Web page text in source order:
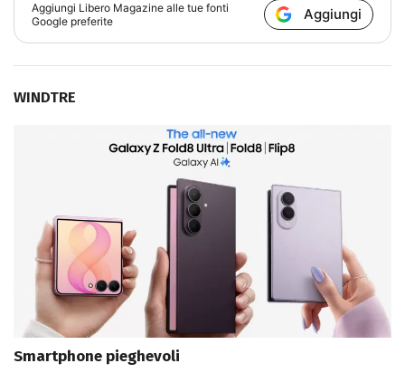
Aggiungi Libero Magazine alle tue fonti
Google preferite
Aggiungi
WINDTRE
Smartphone pieghevoli